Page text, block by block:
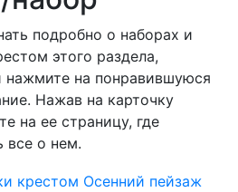
подробно о наборах и
этого раздела,
нажмите на понравившуюся
Нажав на карточку
на ее страницу, где
все о нем.